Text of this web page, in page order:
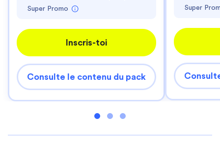
Super Promo
Inscris-toi
Consulte le contenu du pack
Super